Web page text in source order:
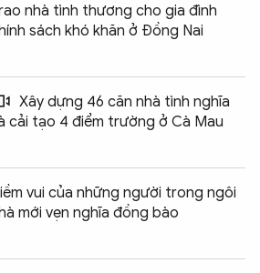
nhà tình thương cho gia đình
sách khó khăn ở Đồng Nai
Xây dựng 46 căn nhà tình nghĩa
cải tạo 4 điểm trường ở Cà Mau
vui của những người trong ngôi
mới vẹn nghĩa đồng bào